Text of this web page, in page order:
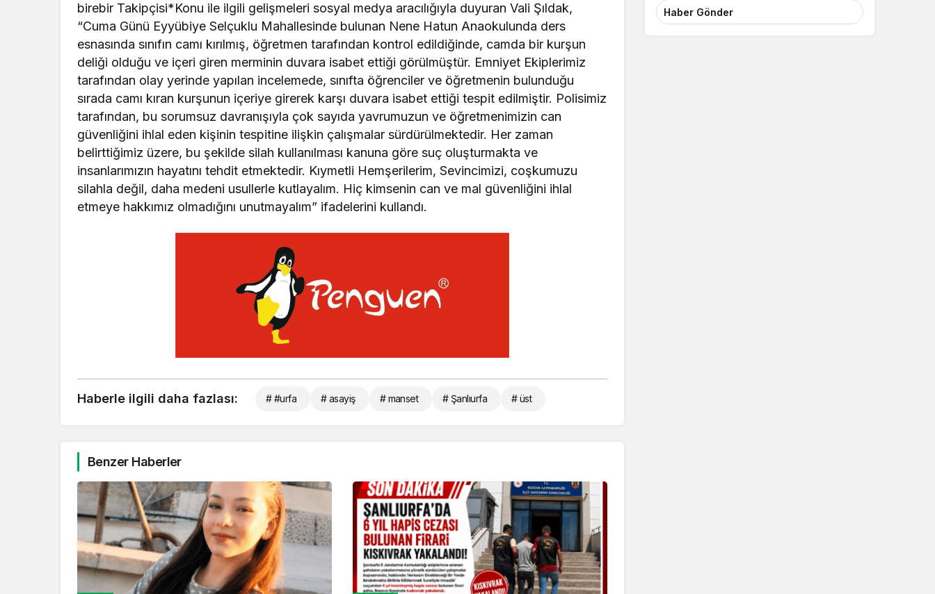
birebir Takipçisi*Konu ile ilgili gelişmeleri sosyal medya aracılığıyla duyuran Vali Şıldak,
“Cuma Günü Eyyübiye Selçuklu Mahallesinde bulunan Nene Hatun Anaokulunda ders
esnasında sınıfın camı kırılmış, öğretmen tarafından kontrol edildiğinde, camda bir kurşun
deliği olduğu ve içeri giren merminin duvara isabet ettiği görülmüştür. Emniyet Ekiplerimiz
tarafından olay yerinde yapılan incelemede, sınıfta öğrenciler ve öğretmenin bulunduğu
sırada camı kıran kurşunun içeriye girerek karşı duvara isabet ettiği tespit edilmiştir. Polisimiz
tarafından, bu sorumsuz davranışıyla çok sayıda yavrumuzun ve öğretmenimizin can
güvenliğini ihlal eden kişinin tespitine ilişkin çalışmalar sürdürülmektedir. Her zaman
belirttiğimiz üzere, bu şekilde silah kullanılması kanuna göre suç oluşturmakta ve
insanlarımızın hayatını tehdit etmektedir. Kıymetli Hemşerilerim, Sevincimizi, coşkumuzu
silahla değil, daha medeni usullerle kutlayalım. Hiç kimsenin can ve mal güvenliğini ihlal
etmeye hakkımız olmadığını unutmayalım” ifadelerini kullandı.
Haberle ilgili daha fazlası: # #urfa # asayiş # manset # Şanlıurfa # üst
Benzer Haberler
Haber Gönder